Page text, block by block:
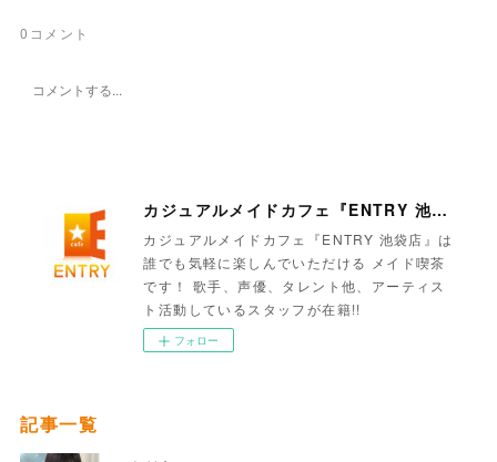
0 コメント
カジュアルメイドカフェ『ENTRY 池袋店』
カジュアルメイドカフェ『ENTRY 池袋店』は
誰でも気軽に楽しんでいただける メイド喫茶
です！ 歌手、声優、タレント他、アーティス
ト活動しているスタッフが在籍!!
フォロー
記事一覧